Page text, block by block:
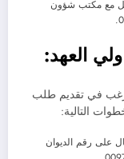
مع مكتب شؤون
العهد:
في تقديم طلب
التالية:
على رقم الديوان